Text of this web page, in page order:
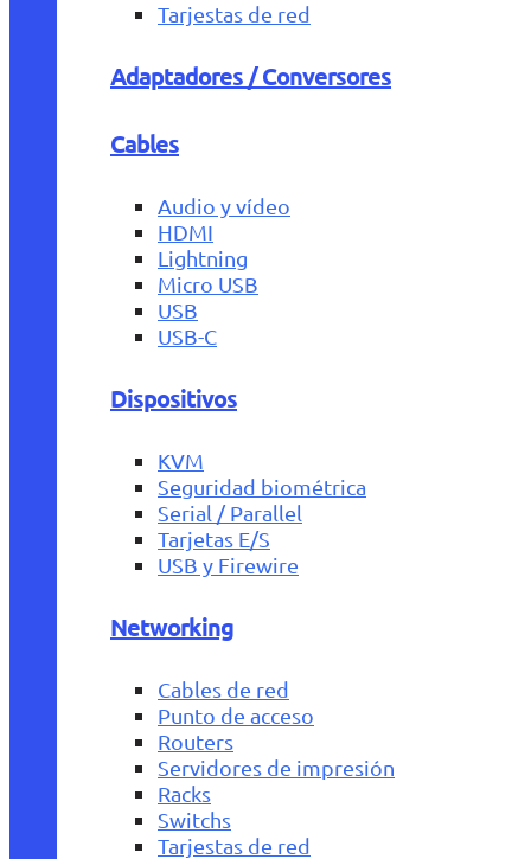
Tarjestas de red
Adaptadores / Conversores
Cables
Audio y vídeo
HDMI
Lightning
Micro USB
USB
USB-C
Dispositivos
KVM
Seguridad biométrica
Serial / Parallel
Tarjetas E/S
USB y Firewire
Networking
Cables de red
Punto de acceso
Routers
Servidores de impresión
Racks
Switchs
Tarjestas de red